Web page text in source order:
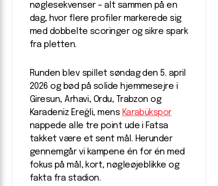
nøglesekvenser – alt sammen på en
dag, hvor flere profiler markerede sig
med dobbelte scoringer og sikre spark
fra pletten.
Runden blev spillet søndag den 5. april
2026 og bød på solide hjemmesejre i
Giresun, Arhavi, Ordu, Trabzon og
Karadeniz Ereğli, mens Karabükspor
nappede alle tre point ude i Fatsa
takket være et sent mål. Herunder
gennemgår vi kampene én for én med
fokus på mål, kort, nøgleøjeblikke og
fakta fra stadion.